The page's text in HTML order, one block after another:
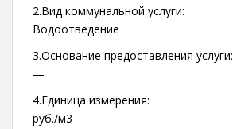
2.Вид коммунальной услуги:
Водоотведение
3.Основание предоставления услуги:
—
4.Единица измерения:
руб./м3